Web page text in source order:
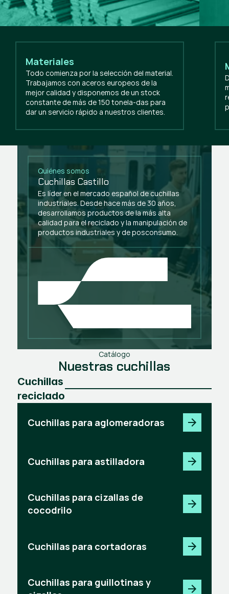
Materiales
Todo comienza por la selección del material.
Trabajamos con aceros europeos de la
mejor calidad y disponemos de un stock
constante de más de 150 tonela-das para
dar un servicio rápido a nuestros clientes.
Quiénes somos
Cuchillas Castillo
Es líder en el mercado español de cuchillas
industriales. Desde hace más de 30 años,
desarrollamos productos de la más alta
calidad para el reciclado y la manipulación de
productos industriales y de posconsumo.
Catálogo
Nuestras cuchillas
Cuchillas
reciclado
Cuchillas para aglomeradoras
Cuchillas para astilladora
Cuchillas para cizallas de
cocodrilo
Cuchillas para cortadoras
Cuchillas para guillotinas y